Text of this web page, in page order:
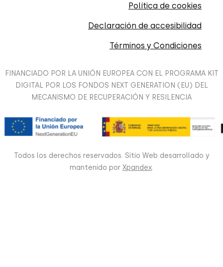
Política de cookies
Declaración de accesibilidad
Términos y Condiciones
FINANCIADO POR LA UNIÓN EUROPEA CON EL PROGRAMA KIT
DIGITAL POR LOS FONDOS NEXT GENERATION (EU) DEL
MECANISMO DE RECUPERACIÓN Y RESILENCIA
Todos los derechos reservados. Sitio Web desarrollado y
mantenido por Xpandex.